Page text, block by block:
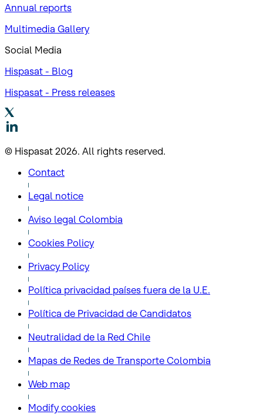
Annual reports
Multimedia Gallery
Social Media
Hispasat - Blog
Hispasat - Press releases
© Hispasat 2026. All rights reserved.
Contact
Legal notice
Aviso legal Colombia
Cookies Policy
Privacy Policy
Política privacidad países fuera de la U.E.
Política de Privacidad de Candidatos
Neutralidad de la Red Chile
Mapas de Redes de Transporte Colombia
Web map
Modify cookies